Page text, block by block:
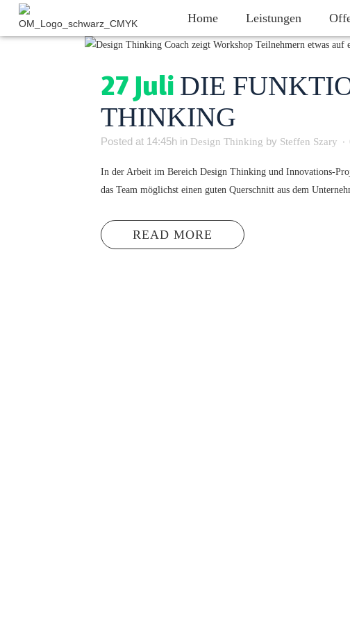
Home Leistungen
27 Juli DIE
THINKING
Posted at 14:45h in Design Thinking by Steffen Szary
In der Arbeit im Bereich Design Thinking und Innovations-
das Team möglichst einen guten Querschnitt aus dem
READ MORE